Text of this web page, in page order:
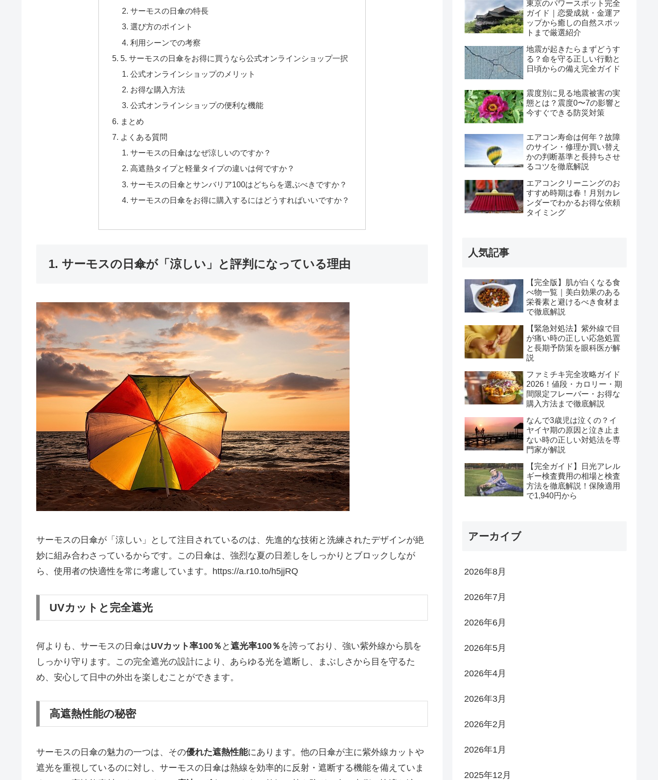
サーモスの日傘の特長
選び方のポイント
利用シーンでの考察
5. サーモスの日傘をお得に買うなら公式オンラインショップ一択
公式オンラインショップのメリット
お得な購入方法
公式オンラインショップの便利な機能
まとめ
よくある質問
サーモスの日傘はなぜ涼しいのですか？
高遮熱タイプと軽量タイプの違いは何ですか？
サーモスの日傘とサンバリア100はどちらを選ぶべきですか？
サーモスの日傘をお得に購入するにはどうすればいいですか？
1. サーモスの日傘が「涼しい」と評判になっている理由
サーモスの日傘が「涼しい」として注目されているのは、先進的な技術と洗練されたデザインが絶
妙に組み合わさっているからです。この日傘は、強烈な夏の日差しをしっかりとブロックしなが
ら、使用者の快適性を常に考慮しています。https://a.r10.to/h5jjRQ
UVカットと完全遮光
何よりも、サーモスの日傘はUVカット率100％ と 遮光率100％ を誇っており、強い紫外線から肌を
しっかり守ります。この完全遮光の設計により、あらゆる光を遮断し、まぶしさから目を守るた
め、安心して日中の外出を楽しむことができます。
高遮熱性能の秘密
サーモスの日傘の魅力の一つは、その優れた遮熱性能にあります。他の日傘が主に紫外線カットや
遮光を重視しているのに対し、サーモスの日傘は熱線を効率的に反射・遮断する機能を備えていま
東京のパワースポット完全
ガイド｜恋愛成就・金運ア
ップから癒しの自然スポッ
トまで厳選紹介
地震が起きたらまずどうす
る？命を守る正しい行動と
日頃からの備え完全ガイド
震度別に見る地震被害の実
態とは？震度0〜7の影響と
今すぐできる防災対策
エアコン寿命は何年？故障
のサイン・修理か買い替え
かの判断基準と長持ちさせ
るコツを徹底解説
エアコンクリーニングのお
すすめ時期は春！月別カレ
ンダーでわかるお得な依頼
タイミング
人気記事
【完全版】肌が白くなる食
べ物一覧｜美白効果のある
栄養素と避けるべき食材ま
で徹底解説
【緊急対処法】紫外線で目
が痛い時の正しい応急処置
と長期予防策を眼科医が解
説
ファミチキ完全攻略ガイド
2026！値段・カロリー・期
間限定フレーバー・お得な
購入方法まで徹底解説
なんで3歳児は泣くの？イ
ヤイヤ期の原因と泣き止ま
ない時の正しい対処法を専
門家が解説
【完全ガイド】日光アレル
ギー検査費用の相場と検査
方法を徹底解説！保険適用
で1,940円から
アーカイブ
2026年8月
2026年7月
2026年6月
2026年5月
2026年4月
2026年3月
2026年2月
2026年1月
2025年12月